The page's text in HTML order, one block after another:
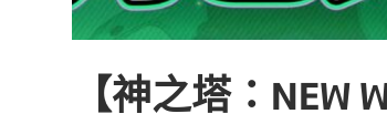
【神之塔：NEW